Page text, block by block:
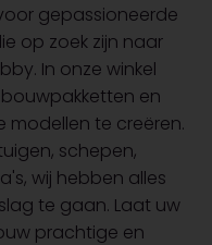
gepassioneerde
op zoek zijn naar
In onze winkel
en
modellen te creëren.
schepen,
wij hebben alles
te gaan. Laat uw
prachtige en